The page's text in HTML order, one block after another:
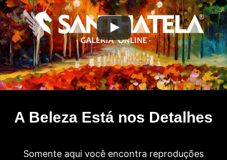
A Beleza Está nos Detalhes
Somente aqui você encontra reproduções